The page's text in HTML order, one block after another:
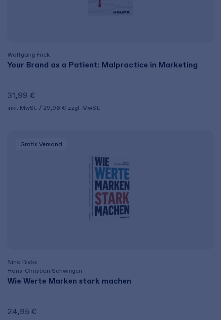
Wolfgang Frick
Your Brand as a Patient: Malpractice in Marketing
31,99 €
inkl. MwSt. 29,90 € zzgl. MwSt.
Gratis Versand
Nina Rieke
Hans-Christian Schwingen
Wie Werte Marken stark machen
24,95 €